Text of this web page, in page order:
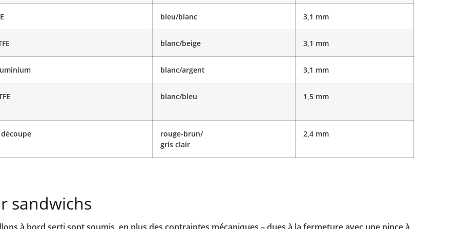
bleu/blanc 3,1 mm
blanc/beige 3,1 mm
blanc/argent 3,1 mm
blanc/bleu 1,5 mm
rouge-brun/
gris clair
2,4 mm
sandwichs